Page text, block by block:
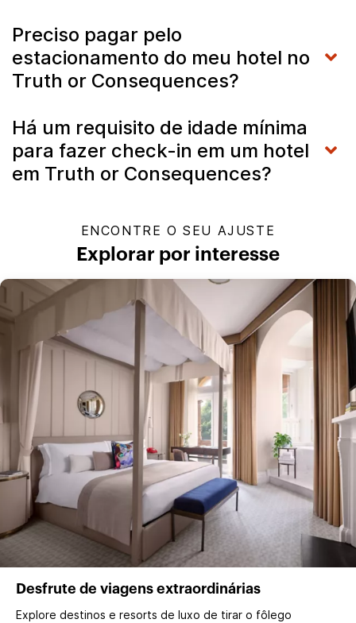
Preciso pagar pelo
estacionamento do meu hotel no
Truth or Consequences?
Há um requisito de idade mínima
para fazer check-in em um hotel
em Truth or Consequences?
ENCONTRE O SEU AJUSTE
Explorar por interesse
Desfrute de viagens extraordinárias
Explore destinos e resorts de luxo de tirar o fôlego